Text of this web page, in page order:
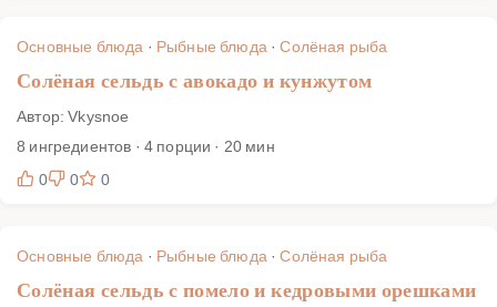
Основные блюда · Рыбные блюда·Солёная рыба
Солёная сельдь с авокадо и кунжутом
Автор: Vkysnoe
8 ингредиентов · 4 порции · 20 мин
0
0 0
Основные блюда · Рыбные блюда·Солёная рыба
Солёная сельдь с помело и кедровыми орешками